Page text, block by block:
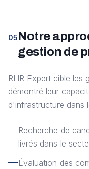
05Notre
gestion de
RHR Expert cible les
démontré leur
d'infrastructure dans
Recherche de
livrés dans le
Évaluation des